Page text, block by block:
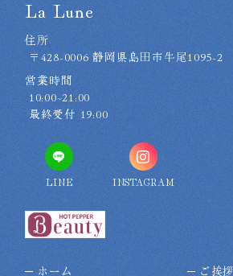
La Lune
住所
〒428-0006 静岡県島田市牛尾1095-2
営業時間
10:00~21:00
最終受付 19:00
LINE INSTAGRAM
ホーム ご挨拶